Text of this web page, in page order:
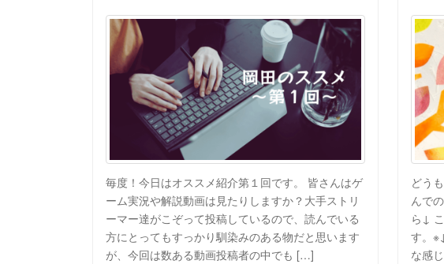
毎度！今日はオススメ紹介第１回です。 皆さんはゲ
ーム実況や解説動画は見たりしますか？大手ストリ
ーマー達がこぞって投稿しているので、読んでいる
方にとってもすっかり馴染みのある物だと思います
が、今回は数ある動画投稿者の中でも […]
どう
んで
ら↓
す。
な感